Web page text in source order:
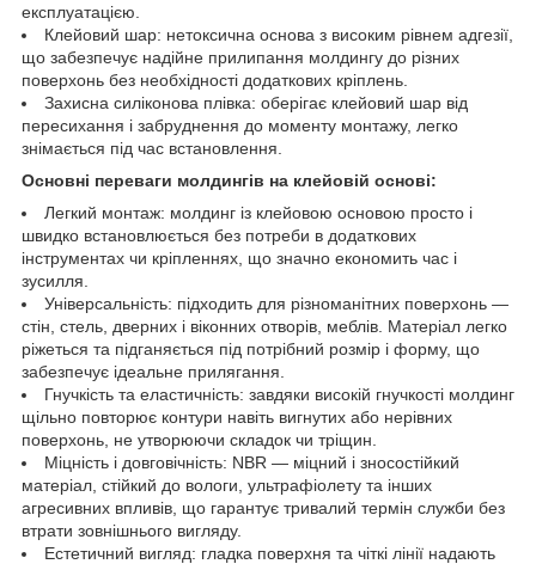
експлуатацією.
Клейовий шар: нетоксична основа з високим рівнем адгезії,
що забезпечує надійне прилипання молдингу до різних
поверхонь без необхідності додаткових кріплень.
Захисна силіконова плівка: оберігає клейовий шар від
пересихання і забруднення до моменту монтажу, легко
знімається під час встановлення.
Основні переваги молдингів на клейовій основі:
Легкий монтаж: молдинг із клейовою основою просто і
швидко встановлюється без потреби в додаткових
інструментах чи кріпленнях, що значно економить час і
зусилля.
Універсальність: підходить для різноманітних поверхонь —
стін, стель, дверних і віконних отворів, меблів. Матеріал легко
ріжеться та підганяється під потрібний розмір і форму, що
забезпечує ідеальне прилягання.
Гнучкість та еластичність: завдяки високій гнучкості молдинг
щільно повторює контури навіть вигнутих або нерівних
поверхонь, не утворюючи складок чи тріщин.
Міцність і довговічність: NBR — міцний і зносостійкий
матеріал, стійкий до вологи, ультрафіолету та інших
агресивних впливів, що гарантує тривалий термін служби без
втрати зовнішнього вигляду.
Естетичний вигляд: гладка поверхня та чіткі лінії надають